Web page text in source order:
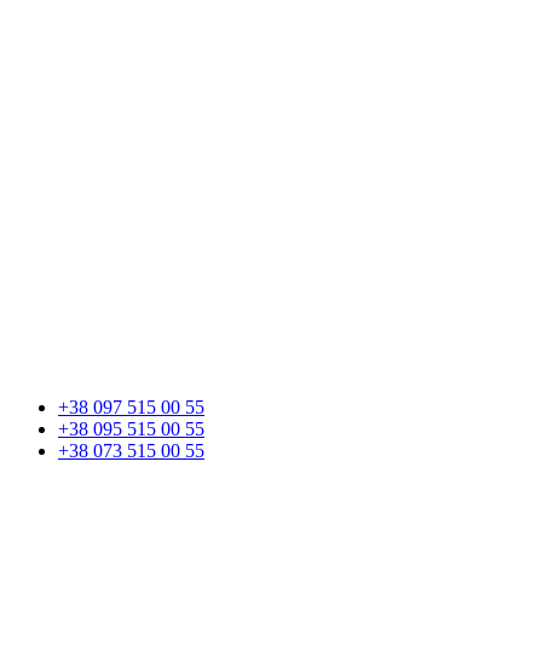
+38 097 515 00 55
+38 095 515 00 55
+38 073 515 00 55